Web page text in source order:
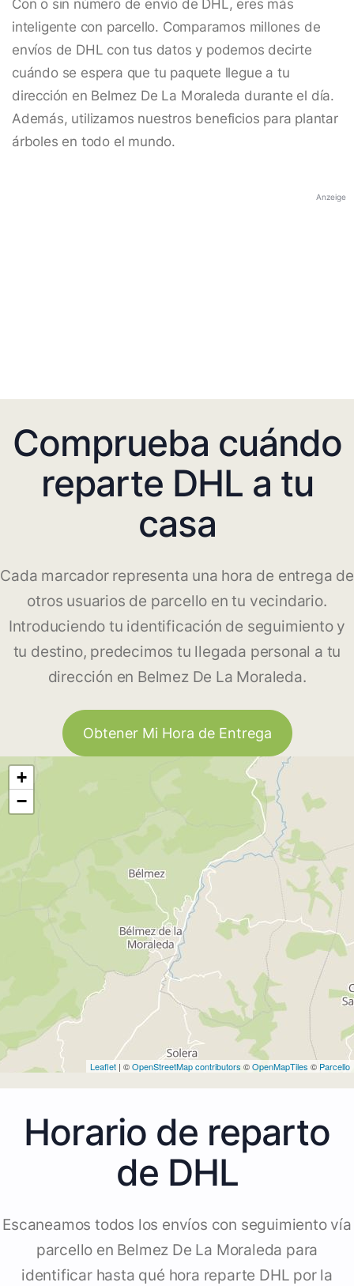
Con o sin número de envío de DHL, eres más
inteligente con parcello. Comparamos millones de
envíos de DHL con tus datos y podemos decirte
cuándo se espera que tu paquete llegue a tu
dirección en Belmez De La Moraleda durante el día.
Además, utilizamos nuestros beneficios para plantar
árboles en todo el mundo.
Anzeige
Comprueba cuándo
reparte DHL a tu
casa
Cada marcador representa una hora de entrega de
otros usuarios de parcello en tu vecindario.
Introduciendo tu identificación de seguimiento y
tu destino, predecimos tu llegada personal a tu
dirección en Belmez De La Moraleda.
Obtener Mi Hora de Entrega
+
−
Leaflet | ©OpenStreetMap contributors ©OpenMapTiles © Parcello
Horario de reparto
de DHL
Escaneamos todos los envíos con seguimiento vía
parcello en Belmez De La Moraleda para
identificar hasta qué hora reparte DHL por la